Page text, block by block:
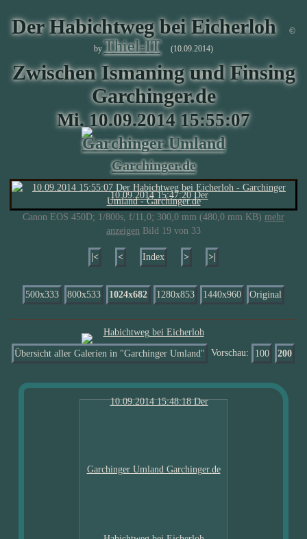
Der Habichtweg bei Eicherloh
©
byThiel-IT (10.09.2014)
Zwischen Ismaning und Finsing
Garchinger.de
Mi. 10.09.2014 15:55:07
Garchinger Umland
Garchinger.de
Canon EOS 450D; 1/800s, f/11,0; 300,0 mm (480,0 mm KB) mehr
anzeigen Bild 19 von 33
|< < Index > >|
500x333 800x533 1024x682 1280x853 1440x960 Original
Übersicht aller Galerien in "Garchinger Umland" Vorschau: 100 200